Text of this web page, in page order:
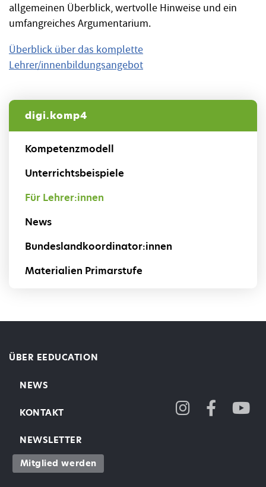
digi.komp4
Kompetenzmodell
Unterrichtsbeispiele
Für Lehrer:innen
News
Bundeslandkoordinator:innen
Materialien Primarstufe
allgemeinen Überblick, wertvolle Hinweise und ein
umfangreiches Argumentarium.
Überblick über das komplette
Lehrer/innenbildungsangebot
ÜBER EEDUCATION
NEWS
KONTAKT
NEWSLETTER
Mitglied werden